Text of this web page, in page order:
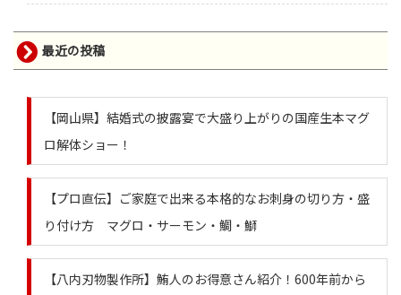
最近の投稿
【岡山県】結婚式の披露宴で大盛り上がりの国産生本マグ
ロ解体ショー！
【プロ直伝】ご家庭で出来る本格的なお刺身の切り方・盛
り付け方 マグロ・サーモン・鯛・鰤
【八内刃物製作所】鮪人のお得意さん紹介！600年前から